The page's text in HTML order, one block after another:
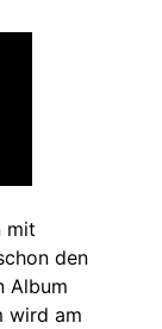
mit
den
Album
wird am